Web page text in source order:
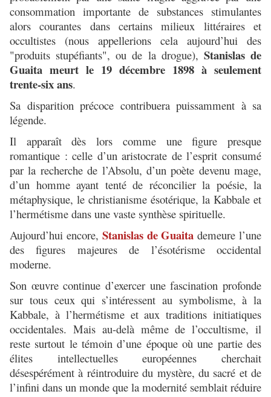
consommation importante de substances stimulantes
alors courantes dans certains milieux littéraires et
occultistes (nous appellerions cela aujourd’hui des
"produits stupéfiants", ou de la drogue), Stanislas de
Guaita meurt le 19 décembre 1898 à seulement
trente-six ans.
Sa disparition précoce contribuera puissamment à sa
légende.
Il apparaît dès lors comme une figure presque
romantique : celle d’un aristocrate de l’esprit consumé
par la recherche de l’Absolu, d’un poète devenu mage,
d’un homme ayant tenté de réconcilier la poésie, la
métaphysique, le christianisme ésotérique, la Kabbale et
l’hermétisme dans une vaste synthèse spirituelle.
Aujourd’hui encore, Stanislas de Guaita demeure l’une
des figures majeures de l’ésotérisme occidental
moderne.
Son œuvre continue d’exercer une fascination profonde
sur tous ceux qui s’intéressent au symbolisme, à la
Kabbale, à l’hermétisme et aux traditions initiatiques
occidentales. Mais au-delà même de l’occultisme, il
reste surtout le témoin d’une époque où une partie des
élites intellectuelles européennes cherchait
désespérément à réintroduire du mystère, du sacré et de
l’infini dans un monde que la modernité semblait réduire